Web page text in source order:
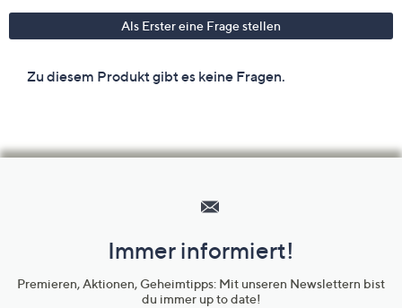
Unternehmensinformationen
Immer informiert!
Premieren, Aktionen, Geheimtipps: Mit unseren Newslettern bist
du immer up to date!